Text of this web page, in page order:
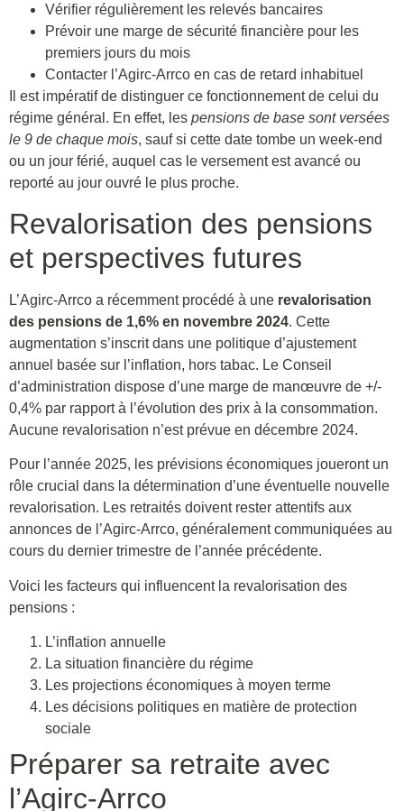
Vérifier régulièrement les relevés bancaires
Prévoir une marge de sécurité financière pour les
premiers jours du mois
Contacter l’Agirc-Arrco en cas de retard inhabituel
Il est impératif de distinguer ce fonctionnement de celui du
régime général. En effet, les pensions de base sont versées
le 9 de chaque mois, sauf si cette date tombe un week-end
ou un jour férié, auquel cas le versement est avancé ou
reporté au jour ouvré le plus proche.
Revalorisation des pensions
et perspectives futures
L’Agirc-Arrco a récemment procédé à une revalorisation
des pensions de 1,6% en novembre 2024. Cette
augmentation s’inscrit dans une politique d’ajustement
annuel basée sur l’inflation, hors tabac. Le Conseil
d’administration dispose d’une marge de manœuvre de +/-
0,4% par rapport à l’évolution des prix à la consommation.
Aucune revalorisation n’est prévue en décembre 2024.
Pour l’année 2025, les prévisions économiques joueront un
rôle crucial dans la détermination d’une éventuelle nouvelle
revalorisation. Les retraités doivent rester attentifs aux
annonces de l’Agirc-Arrco, généralement communiquées au
cours du dernier trimestre de l’année précédente.
Voici les facteurs qui influencent la revalorisation des
pensions :
L’inflation annuelle
La situation financière du régime
Les projections économiques à moyen terme
Les décisions politiques en matière de protection
sociale
Préparer sa retraite avec
l’Agirc-Arrco